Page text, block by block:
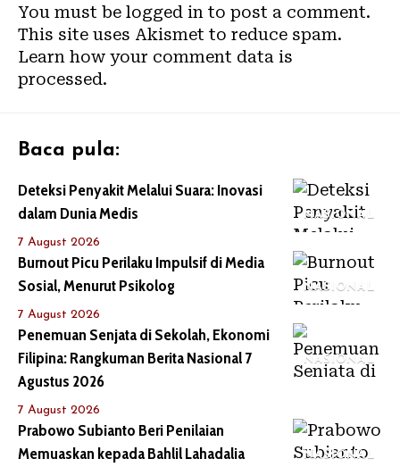
You must be logged in to post a comment.
This site uses Akismet to reduce spam.
Learn how your comment data is
processed.
Baca pula:
NASIONAL
Deteksi Penyakit Melalui Suara: Inovasi
dalam Dunia Medis
7 August 2026
NASIONAL
Burnout Picu Perilaku Impulsif di Media
Sosial, Menurut Psikolog
7 August 2026
NASIONAL
Penemuan Senjata di Sekolah, Ekonomi
Filipina: Rangkuman Berita Nasional 7
Agustus 2026
7 August 2026
NASIONAL
Prabowo Subianto Beri Penilaian
Memuaskan kepada Bahlil Lahadalia